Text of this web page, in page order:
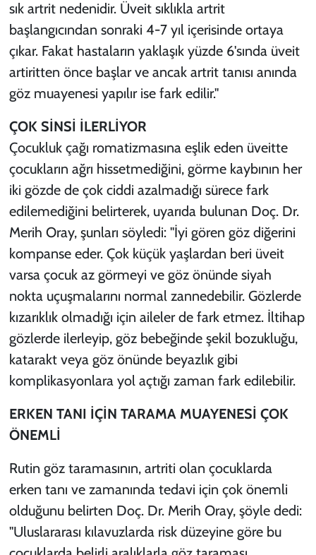
sık artrit nedenidir. Üveit sıklıkla artrit
başlangıcından sonraki 4-7 yıl içerisinde ortaya
çıkar. Fakat hastaların yaklaşık yüzde 6'sında üveit
artiritten önce başlar ve ancak artrit tanısı anında
göz muayenesi yapılır ise fark edilir."
ÇOK SİNSİ İLERLİYOR
Çocukluk çağı romatizmasına eşlik eden üveitte
çocukların ağrı hissetmediğini, görme kaybının her
iki gözde de çok ciddi azalmadığı sürece fark
edilemediğini belirterek, uyarıda bulunan Doç. Dr.
Merih Oray, şunları söyledi: "İyi gören göz diğerini
kompanse eder. Çok küçük yaşlardan beri üveit
varsa çocuk az görmeyi ve göz önünde siyah
nokta uçuşmalarını normal zannedebilir. Gözlerde
kızarıklık olmadığı için aileler de fark etmez. İltihap
gözlerde ilerleyip, göz bebeğinde şekil bozukluğu,
katarakt veya göz önünde beyazlık gibi
komplikasyonlara yol açtığı zaman fark edilebilir.
ERKEN TANI İÇİN TARAMA MUAYENESİ ÇOK
ÖNEMLİ
Rutin göz taramasının, artriti olan çocuklarda
erken tanı ve zamanında tedavi için çok önemli
olduğunu belirten Doç. Dr. Merih Oray, şöyle dedi:
"Uluslararası kılavuzlarda risk düzeyine göre bu